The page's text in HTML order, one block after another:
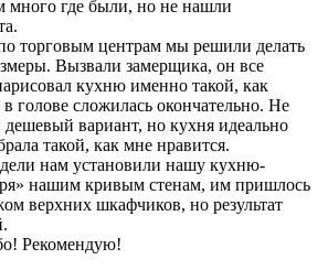
где были, но не нашли
торговым центрам мы решили делать
Вызвали замерщика, он все
кухню именно такой, как
в голове сложилась окончательно. Не
дешевый вариант, но кухня идеально
такой, как мне нравится.
нам установили нашу кухню-
нашим кривым стенам, им пришлось
верхних шкафчиков, но результат
Рекомендую!